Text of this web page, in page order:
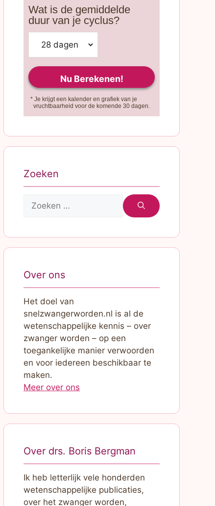
Wat is de gemiddelde
duur van je cyclus?
* Je krijgt een kalender en grafiek van je
vruchtbaarheid voor de komende 30 dagen.
Zoeken
Zoek
Over ons
Het doel van
snelzwangerworden.nl is al de
wetenschappelijke kennis – over
zwanger worden – op een
toegankelijke manier verwoorden
en voor iedereen beschikbaar te
maken.
Meer over ons
Over drs. Boris Bergman
Ik heb letterlijk vele honderden
wetenschappelijke publicaties,
over het zwanger worden,